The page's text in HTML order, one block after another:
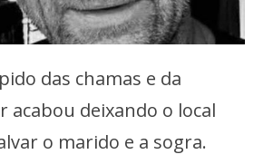
das chamas e da
acabou deixando o local
o marido e a sogra.